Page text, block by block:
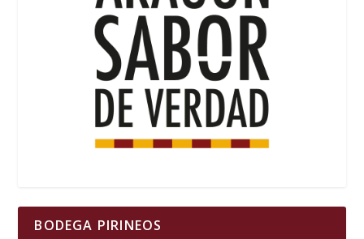
BODEGA PIRINEOS